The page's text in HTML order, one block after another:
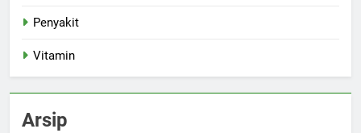
Penyakit
Vitamin
Arsip